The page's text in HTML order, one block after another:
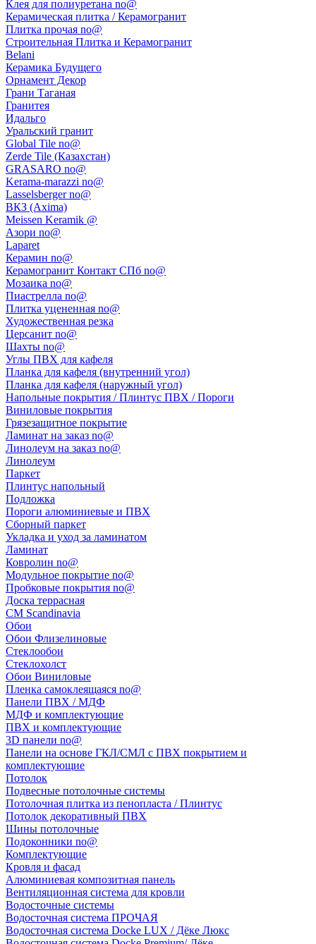
Клея для полиуретана no@
Керамическая плитка / Керамогранит
Плитка прочая no@
Строительная Плитка и Керамогранит
Belani
Керамика Будущего
Орнамент Декор
Грани Таганая
Гранитея
Идальго
Уральский гранит
Global Tile no@
Zerde Tile (Казахстан)
GRASARO no@
Kerama-marazzi no@
Lasselsberger no@
ВКЗ (Axima)
Meissen Keramik @
Азори no@
Laparet
Керамин no@
Керамогранит Контакт СПб no@
Мозаика no@
Пиастрелла no@
Плитка уцененная no@
Художественная резка
Церсанит no@
Шахты no@
Углы ПВХ для кафеля
Планка для кафеля (внутренний угол)
Планка для кафеля (наружный угол)
Напольные покрытия / Плинтус ПВХ / Пороги
Виниловые покрытия
Грязезащитное покрытие
Ламинат на заказ no@
Линолеум на заказ no@
Линолеум
Паркет
Плинтус напольный
Подложка
Пороги алюминиевые и ПВХ
Сборный паркет
Укладка и уход за ламинатом
Ламинат
Ковролин no@
Модульное покрытие no@
Пробковые покрытия no@
Доска террасная
CM Scandinavia
Обои
Обои Флизелиновые
Стеклообои
Стеклохолст
Обои Виниловые
Пленка самоклеящаяся no@
Панели ПВХ / МДФ
МДФ и комплектующие
ПВХ и комплектующие
3D панели no@
Панели на основе ГКЛ/СМЛ с ПВХ покрытием и
комплектующие
Потолок
Подвесные потолочные системы
Потолочная плитка из пенопласта / Плинтус
Потолок декоративный ПВХ
Шины потолочные
Подоконники no@
Комплектующие
Кровля и фасад
Алюминиевая композитная панель
Вентиляционная система для кровли
Водосточные системы
Водосточная система ПРОЧАЯ
Водосточная система Docke LUX / Дёке Люкс